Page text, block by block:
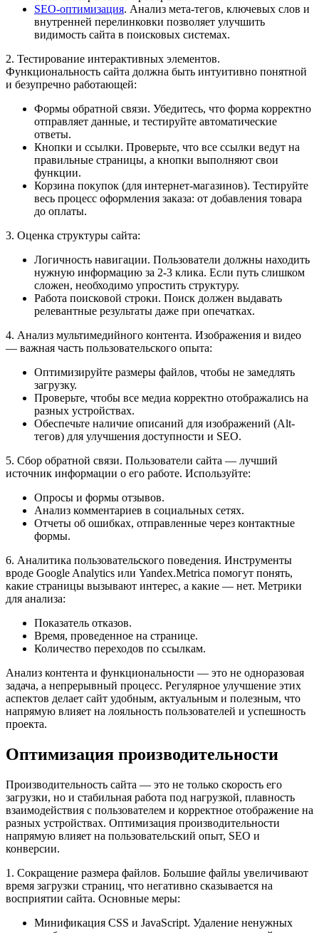
SEO-оптимизация. Анализ мета-тегов, ключевых слов и
внутренней перелинковки позволяет улучшить
видимость сайта в поисковых системах.
2. Тестирование интерактивных элементов.
Функциональность сайта должна быть интуитивно понятной
и безупречно работающей:
Формы обратной связи. Убедитесь, что форма корректно
отправляет данные, и тестируйте автоматические
ответы.
Кнопки и ссылки. Проверьте, что все ссылки ведут на
правильные страницы, а кнопки выполняют свои
функции.
Корзина покупок (для интернет-магазинов). Тестируйте
весь процесс оформления заказа: от добавления товара
до оплаты.
3. Оценка структуры сайта:
Логичность навигации. Пользователи должны находить
нужную информацию за 2-3 клика. Если путь слишком
сложен, необходимо упростить структуру.
Работа поисковой строки. Поиск должен выдавать
релевантные результаты даже при опечатках.
4. Анализ мультимедийного контента. Изображения и видео
— важная часть пользовательского опыта:
Оптимизируйте размеры файлов, чтобы не замедлять
загрузку.
Проверьте, чтобы все медиа корректно отображались на
разных устройствах.
Обеспечьте наличие описаний для изображений (Alt-
тегов) для улучшения доступности и SEO.
5. Сбор обратной связи. Пользователи сайта — лучший
источник информации о его работе. Используйте:
Опросы и формы отзывов.
Анализ комментариев в социальных сетях.
Отчеты об ошибках, отправленные через контактные
формы.
6. Аналитика пользовательского поведения. Инструменты
вроде Google Analytics или Yandex.Metrica помогут понять,
какие страницы вызывают интерес, а какие — нет. Метрики
для анализа:
Показатель отказов.
Время, проведенное на странице.
Количество переходов по ссылкам.
Анализ контента и функциональности — это не одноразовая
задача, а непрерывный процесс. Регулярное улучшение этих
аспектов делает сайт удобным, актуальным и полезным, что
напрямую влияет на лояльность пользователей и успешность
проекта.
Оптимизация производительности
Производительность сайта — это не только скорость его
загрузки, но и стабильная работа под нагрузкой, плавность
взаимодействия с пользователем и корректное отображение на
разных устройствах. Оптимизация производительности
напрямую влияет на пользовательский опыт, SEO и
конверсии.
1. Сокращение размера файлов. Большие файлы увеличивают
время загрузки страниц, что негативно сказывается на
восприятии сайта. Основные меры:
Минификация CSS и JavaScript. Удаление ненужных